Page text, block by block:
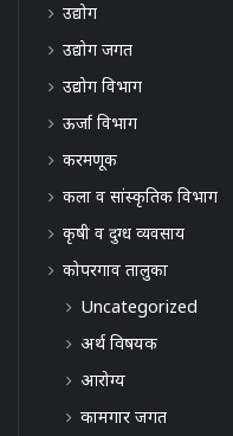
उद्योग
उद्योग जगत
उद्योग विभाग
ऊर्जा विभाग
करमणूक
कला व सांस्कृतिक विभाग
कृषी व दुग्ध व्यवसाय
कोपरगाव तालुका
Uncategorized
अर्थ विषयक
आरोग्य
कामगार जगत